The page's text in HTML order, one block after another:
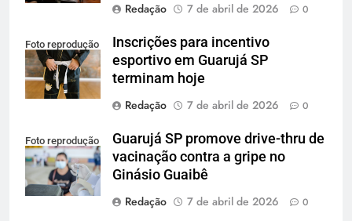
Redação
7 de abril de 2026 0
Foto reprodução
Inscrições para incentivo
esportivo em Guarujá SP
terminam hoje
Redação
7 de abril de 2026 0
Foto reprodução
Guarujá SP promove drive-thru de
vacinação contra a gripe no
Ginásio Guaibê
Redação
7 de abril de 2026 0